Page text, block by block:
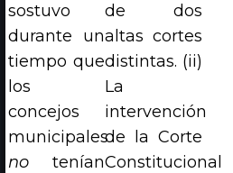
sostuvo
durante un
tiempo que
los
concejos
municipales
notenían
de dos
altas cortes
distintas. (ii)
La
intervención
de la Corte
Constitucional